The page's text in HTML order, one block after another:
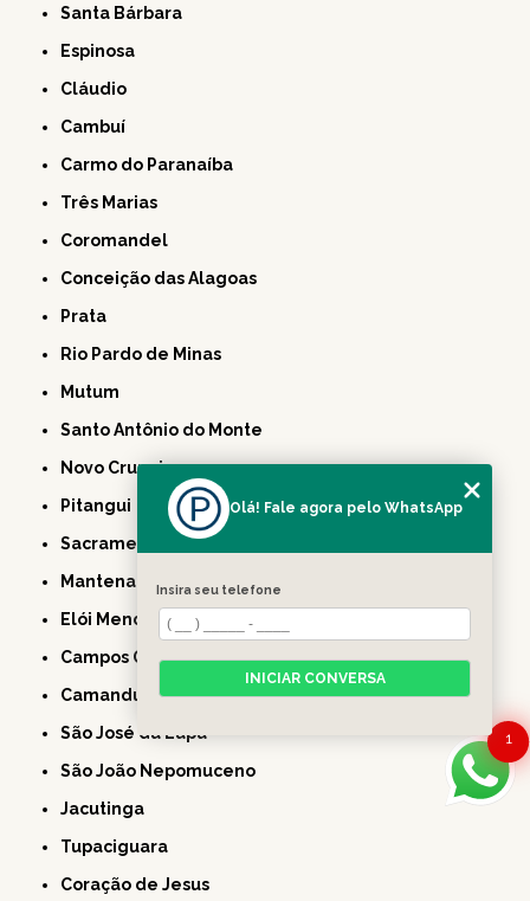
Santa Bárbara
Espinosa
Cláudio
Cambuí
Carmo do Paranaíba
Três Marias
Coromandel
Conceição das Alagoas
Prata
Rio Pardo de Minas
Mutum
Santo Antônio do Monte
Novo Cruzeiro
Pitangui
Sacramento
Mantena
Elói Mendes
Campos Gerais
Camanducaia
São José da Lapa
São João Nepomuceno
Jacutinga
Tupaciguara
Coração de Jesus
1
Olá! Fale agora pelo WhatsApp
Insira seu telefone
INICIAR CONVERSA